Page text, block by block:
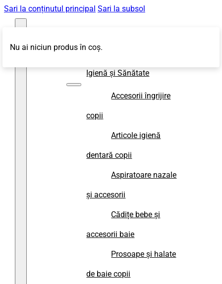
Sari la conținutul principal Sari la subsol
Igienă și Sănătate
Accesorii îngrijire
copii
Articole igienă
dentară copii
Aspiratoare nazale
și accesorii
Cădițe bebe și
accesorii baie
Prosoape și halate
de baie copii
Nu ai niciun produs în coș.